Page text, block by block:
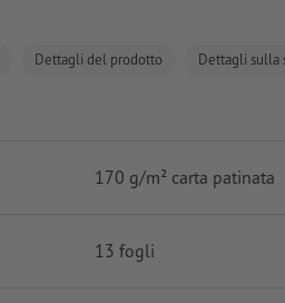
Dettagli del prodotto Dettagli sulla
170 g/m² carta patinata
13 fogli